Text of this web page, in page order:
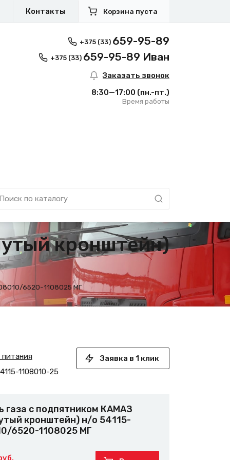
Контакты Корзина пуста
+375 (33) 659-95-89
+375 (33) 659-95-89 Иван
Заказать звонок
8:30—17:00 (пн.-пт.)
Время работы
кронштейн)
6520-1108025 МГ
питания
1108010-25
Заявка в 1 клик
газа с подпятником КАМАЗ
кронштейн) н/о 54115-
6520-1108025 МГ